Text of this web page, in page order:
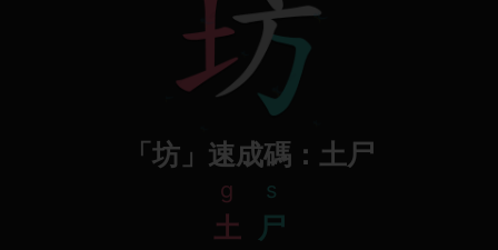
「坊」速成碼：土尸
g
土
s
尸